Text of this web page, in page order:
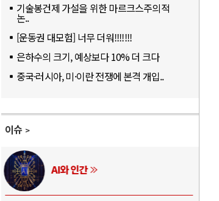
기술봉건제 가설을 위한 마르크스주의적
논..
[운동권 대모험] 너무 더워!!!!!!!
은하수의 크기, 예상보다 10% 더 크다
중국·러시아, 미·이란 전쟁에 본격 개입..
이슈
AI와 인간